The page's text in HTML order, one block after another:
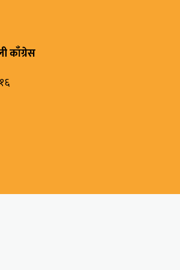
काँग्रेस